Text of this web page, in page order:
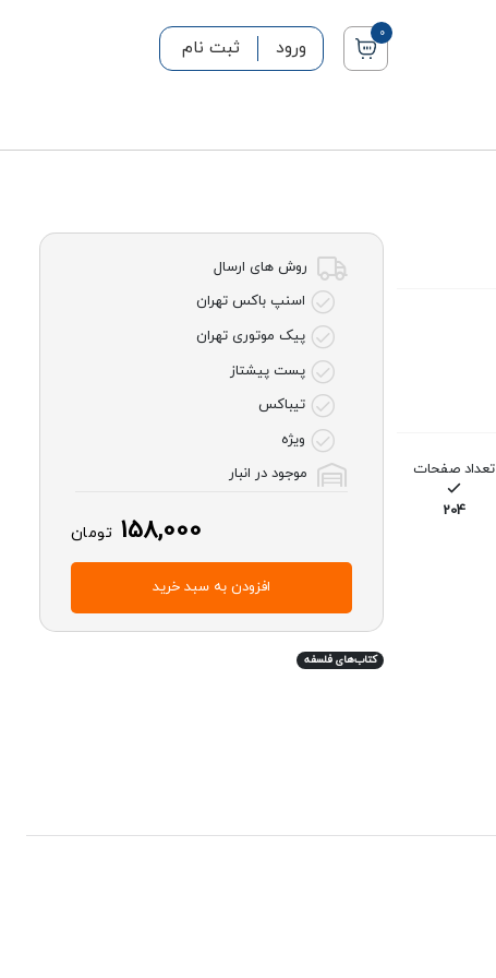
0
ورود ثبت نام
تعداد صفحات
204
روش های ارسال
اسنپ باکس تهران
پیک موتوری تهران
پست پیشتاز
تیباکس
ویژه
موجود در انبار
158,000 تومان
افزودن به سبد خرید
کتاب‌های فلسفه